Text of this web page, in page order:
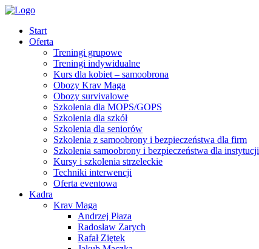
Start
Oferta
Treningi grupowe
Treningi indywidualne
Kurs dla kobiet – samoobrona
Obozy Krav Maga
Obozy survivalowe
Szkolenia dla MOPS/GOPS
Szkolenia dla szkół
Szkolenia dla seniorów
Szkolenia z samoobrony i bezpieczeństwa dla firm
Szkolenia samoobrony i bezpieczeństwa dla instytucji
Kursy i szkolenia strzeleckie
Techniki interwencji
Oferta eventowa
Kadra
Krav Maga
Andrzej Płaza
Radosław Zarych
Rafał Ziętek